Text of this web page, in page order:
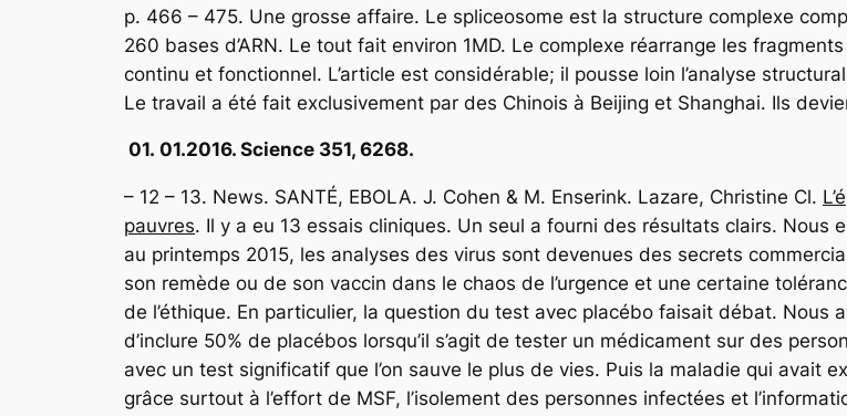
p. 466 – 475. Une grosse affaire. Le spliceosome est la structure complexe
260 bases d’ARN. Le tout fait environ 1MD. Le complexe réarrange les
continu et fonctionnel. L’article est considérable; il pousse loin l’analyse
Le travail a été fait exclusivement par des Chinois à Beijing et Shanghai. Ils
01. 01.2016. Science 351, 6268.
– 12 – 13. News. SANTÉ, EBOLA. J. Cohen & M. Enserink. Lazare, Christine Cl.
pauvres. Il y a eu 13 essais cliniques. Un seul a fourni des résultats clairs. Nous
au printemps 2015, les analyses des virus sont devenues des secrets
son remède ou de son vaccin dans le chaos de l’urgence et une certaine
de l’éthique. En particulier, la question du test avec placébo faisait débat. Nous
d’inclure 50% de placébos lorsqu’il s’agit de tester un médicament sur des
avec un test significatif que l’on sauve le plus de vies. Puis la maladie qui avait
grâce surtout à l’effort de MSF, l’isolement des personnes infectées et